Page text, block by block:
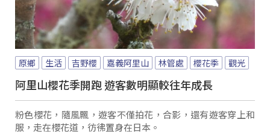
原鄉 生活 吉野櫻 嘉義阿里山 林管處 櫻花季 觀光
阿里山櫻花季開跑 遊客數明顯較往年成長
粉色櫻花，隨風飄，遊客不僅拍花，合影，還有遊客穿上和
服，走在櫻花道，彷彿置身在日本。